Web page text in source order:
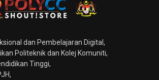
dan Pembelajaran Digital,
Politeknik dan Kolej Komuniti,
Tinggi,